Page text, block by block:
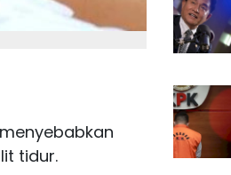
tidur.